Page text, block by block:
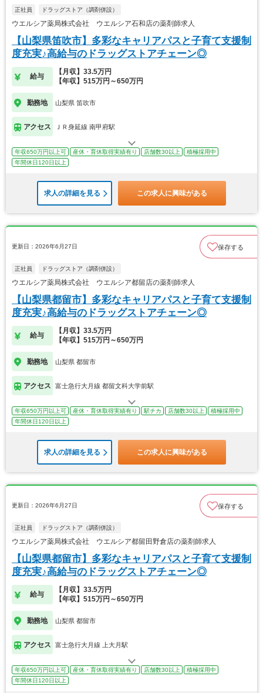
正社員 ドラッグストア（調剤併設）
ウエルシア薬局株式会社 ウエルシア石和店の薬剤師求人
【山梨県笛吹市】多彩なキャリアパスと子育て支援制
度充実♪高給与のドラッグストアチェーン◎
給与
【月収】33.5万円
【年収】515万円～650万円
勤務地 山梨県 笛吹市
アクセス ＪＲ身延線 南甲府駅
年収650万円以上可 産休・育休取得実績有り 店舗数30以上
積極採用中
年間休日120日以上
求人の詳細を見る この求人に興味がある
更新日：2026年6月27日 保存する
正社員 ドラッグストア（調剤併設）
ウエルシア薬局株式会社 ウエルシア都留店の薬剤師求人
【山梨県都留市】多彩なキャリアパスと子育て支援制
度充実♪高給与のドラッグストアチェーン◎
給与
【月収】33.5万円
【年収】515万円～650万円
勤務地 山梨県 都留市
アクセス 富士急行大月線 都留文科大学前駅
年収650万円以上可 産休・育休取得実績有り 駅チカ 店舗数30以上
積極採用中
年間休日120日以上
求人の詳細を見る この求人に興味がある
更新日：2026年6月27日 保存する
正社員 ドラッグストア（調剤併設）
ウエルシア薬局株式会社 ウエルシア都留田野倉店の薬剤師求人
【山梨県都留市】多彩なキャリアパスと子育て支援制
度充実♪高給与のドラッグストアチェーン◎
給与
【月収】33.5万円
【年収】515万円～650万円
勤務地 山梨県 都留市
アクセス 富士急行大月線 上大月駅
年収650万円以上可 産休・育休取得実績有り 店舗数30以上
積極採用中
年間休日120日以上